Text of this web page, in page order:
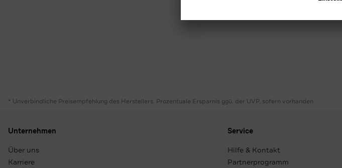
* Unverbindliche Preisempfehlung des Herstellers. Prozentuale Ersparnis ggü. der UVP, sofern vorhanden
Unternehmen
Über uns
Karriere
Service
Hilfe & Kontakt
Partnerprogramm